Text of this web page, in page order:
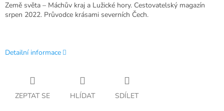
Země světa – Máchův kraj a Lužické hory. Cestovatelský magazín
srpen 2022. Průvodce krásami severních Čech.
Detailní informace
ZEPTAT SE HLÍDAT SDÍLET